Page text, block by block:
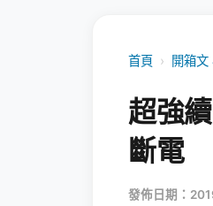
首頁 › 開箱文
超強
斷電
發佈日期：